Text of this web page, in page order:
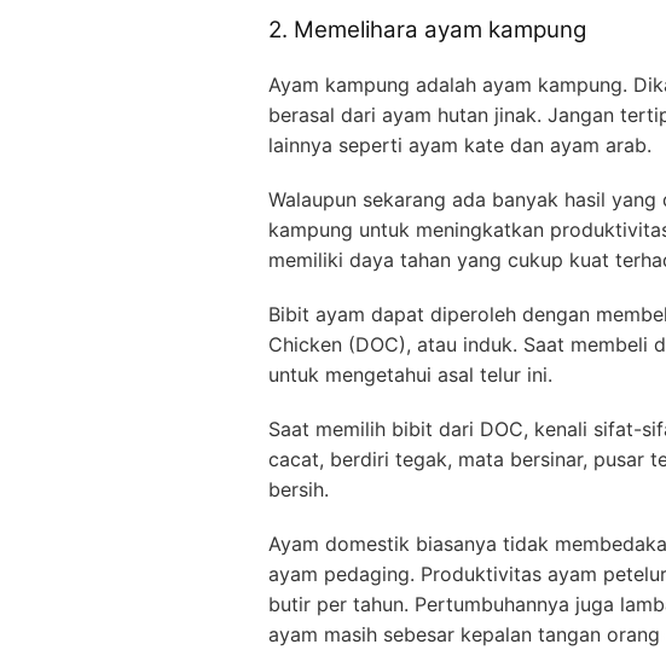
2. Memelihara ayam kampung
Ayam kampung adalah ayam kampung.
berasal dari ayam hutan jinak. Jangan
lainnya seperti ayam kate dan ayam arab.
Walaupun sekarang ada banyak hasil
kampung untuk meningkatkan
memiliki daya tahan yang cukup kuat
Bibit ayam dapat diperoleh dengan
Chicken (DOC), atau induk. Saat membeli
untuk mengetahui asal telur ini.
Saat memilih bibit dari DOC, kenali sifat-
cacat, berdiri tegak, mata bersinar, pusar
bersih.
Ayam domestik biasanya tidak
ayam pedaging. Produktivitas ayam
butir per tahun. Pertumbuhannya juga
ayam masih sebesar kepalan tangan